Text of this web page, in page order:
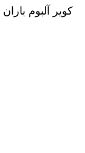
کویر آلبوم